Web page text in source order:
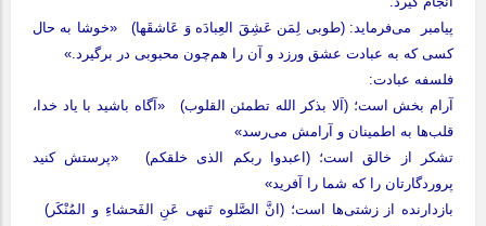
پیامبر می‌فرماید: (طوبی لِمَن عَشِقَ العِبادَه وَ عَاشقَها) «خوشا به حال
کسی که به عبادت عشق ورزد و آن را هم‌چون محبوبی در برگیرد.»
فلسفه عبادت:
آرام بخش است؛ (اَلا بذکر الله تطمئن القلوب) «آگاه باشید با یاد خدا،
قلب‌ها به اطمینان و آرامش می‌رسد»
تشکر از خالق است؛ (اعبدوا ربکم الذی خلقکم) «پرستش کنید
پروردگارتان را که شما را آفرید»
بازدارنده از زشتی‌ها است؛ (انَّ الصَّلوه تَنهی عَنِ الفَحشاءِ و المُنْکَر)